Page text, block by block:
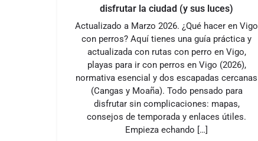
disfrutar la ciudad (y sus luces)
Actualizado a Marzo 2026. ¿Qué hacer en Vigo
con perros? Aquí tienes una guía práctica y
actualizada con rutas con perro en Vigo,
playas para ir con perros en Vigo (2026),
normativa esencial y dos escapadas cercanas
(Cangas y Moaña). Todo pensado para
disfrutar sin complicaciones: mapas,
consejos de temporada y enlaces útiles.
Empieza echando […]